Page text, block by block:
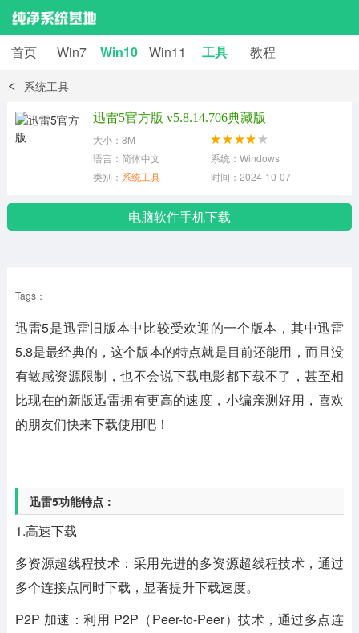
首页 Win7 Win10 Win11 工具 教程
系统工具
迅雷5官方版 v5.8.14.706典藏版
大小：8M
语言：简体中文
系统：Windows
类别： 系统工具 时间：2024-10-07
电脑软件手机下载
Tags：
迅雷5是迅雷旧版本中比较受欢迎的一个版本，其中迅雷
5.8是最经典的，这个版本的特点就是目前还能用，而且没
有敏感资源限制，也不会说下载电影都下载不了，甚至相
比现在的新版迅雷拥有更高的速度，小编亲测好用，喜欢
的朋友们快来下载使用吧！
迅雷5功能特点：
1.高速下载
多资源超线程技术：采用先进的多资源超线程技术，通过
多个连接点同时下载，显著提升下载速度。
P2P 加速：利用 P2P（Peer-to-Peer）技术，通过多点连